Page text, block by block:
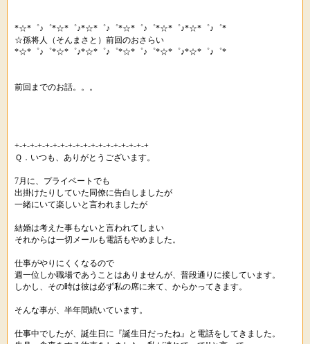
*☆*゜♪゜*☆*゜♪*☆*゜♪゜*☆*゜♪゜*☆*゜♪*☆*゜♪゜*
☆孫将人（そんまさと）前回のおさらい
*☆*゜♪゜*☆*゜♪*☆*゜♪゜*☆*゜♪゜*☆*゜♪*☆*゜♪゜*
前回までのお話。。。
+-+-+-+-+-+-+-+-+-+-+-+-+-+-+-+-+-+
Ｑ．いつも、ありがとうございます。
7月に、プライベートでも
出掛けたりしていた同僚に告白しましたが
一緒にいて楽しいと言われましたが
結婚は考えた事もないと言われてしまい
それからは一切メールも電話もやめました。
仕事がやりにくくなるので
週一位しか職場であうことはありませんが、普段通りに接しています。
しかし、その時は彼は必ず私の席に来て、からかってきます。
そんな事が、半年間続いています。
仕事中でしたが、誕生日に『誕生日だったね』と電話をしてきました。